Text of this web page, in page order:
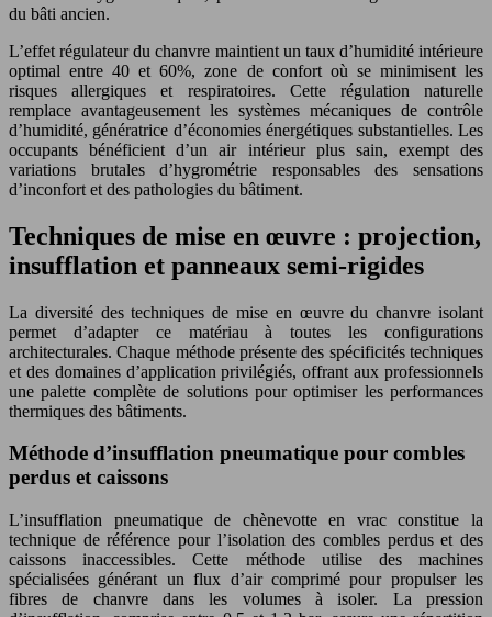
du bâti ancien.
L’effet régulateur du chanvre maintient un taux d’humidité intérieure
optimal entre 40 et 60%, zone de confort où se minimisent les
risques allergiques et respiratoires. Cette régulation naturelle
remplace avantageusement les systèmes mécaniques de contrôle
d’humidité, génératrice d’économies énergétiques substantielles. Les
occupants bénéficient d’un air intérieur plus sain, exempt des
variations brutales d’hygrométrie responsables des sensations
d’inconfort et des pathologies du bâtiment.
Techniques de mise en œuvre : projection,
insufflation et panneaux semi-rigides
La diversité des techniques de mise en œuvre du chanvre isolant
permet d’adapter ce matériau à toutes les configurations
architecturales. Chaque méthode présente des spécificités techniques
et des domaines d’application privilégiés, offrant aux professionnels
une palette complète de solutions pour optimiser les performances
thermiques des bâtiments.
Méthode d’insufflation pneumatique pour combles
perdus et caissons
L’insufflation pneumatique de chènevotte en vrac constitue la
technique de référence pour l’isolation des combles perdus et des
caissons inaccessibles. Cette méthode utilise des machines
spécialisées générant un flux d’air comprimé pour propulser les
fibres de chanvre dans les volumes à isoler. La pression